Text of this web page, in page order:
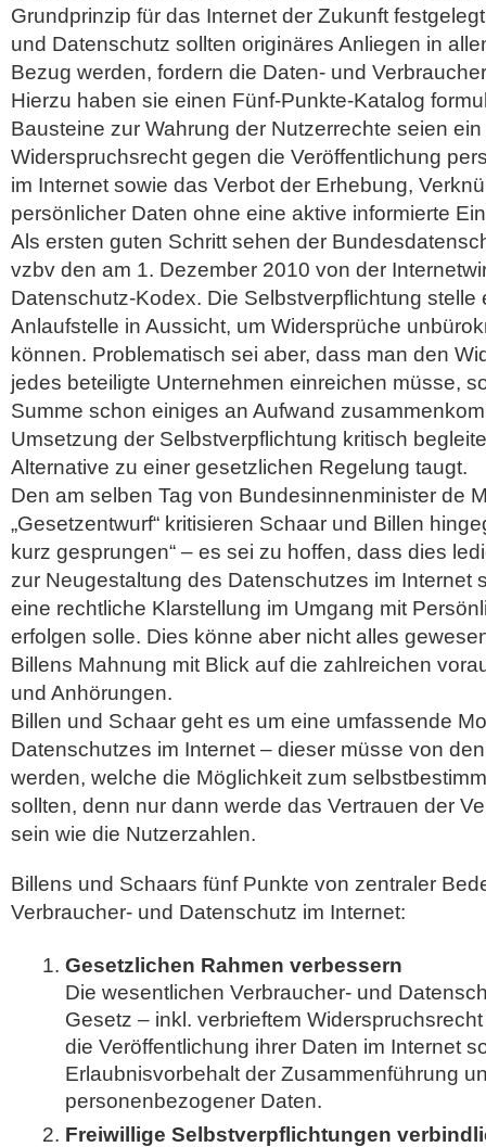
Grundprinzip für das Internet der Zukunft
und Datenschutz sollten originäres Anliegen in
Bezug werden, fordern die Daten- und
Hierzu haben sie einen Fünf-Punkte-Katalog
Bausteine zur Wahrung der Nutzerrechte seien
Widerspruchsrecht gegen die Veröffentlichung
im Internet sowie das Verbot der Erhebung,
persönlicher Daten ohne eine aktive informierte
Als ersten guten Schritt sehen der
vzbv den am 1. Dezember 2010 von der
Datenschutz-Kodex. Die Selbstverpflichtung stelle
Anlaufstelle in Aussicht, um Widersprüche
können. Problematisch sei aber, dass man den
jedes beteiligte Unternehmen einreichen müsse,
Summe schon einiges an Aufwand
Umsetzung der Selbstverpflichtung kritisch
Alternative zu einer gesetzlichen Regelung taugt.
Den am selben Tag von Bundesinnenminister de
„Gesetzentwurf“ kritisieren Schaar und Billen
kurz gesprungen“ – es sei zu hoffen, dass dies
zur Neugestaltung des Datenschutzes im Internet
eine rechtliche Klarstellung im Umgang mit
erfolgen solle. Dies könne aber nicht alles
Billens Mahnung mit Blick auf die zahlreichen
und Anhörungen.
Billen und Schaar geht es um eine umfassende
Datenschutzes im Internet – dieser müsse von
werden, welche die Möglichkeit zum
sollten, denn nur dann werde das Vertrauen der
sein wie die Nutzerzahlen.
Billens und Schaars fünf Punkte von zentraler
Verbraucher- und Datenschutz im Internet:
Gesetzlichen Rahmen verbessern
Die wesentlichen Verbraucher- und
Gesetz – inkl. verbrieftem
die Veröffentlichung ihrer Daten im Internet
Erlaubnisvorbehalt der Zusammenführung
personenbezogener Daten.
Freiwillige Selbstverpflichtungen